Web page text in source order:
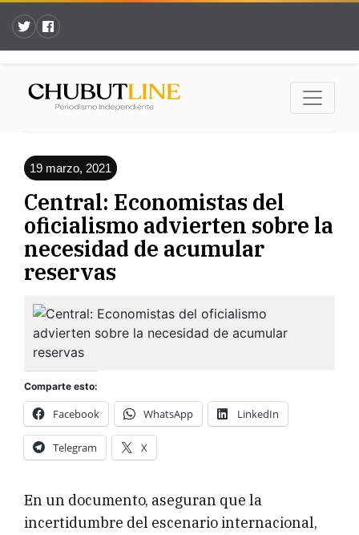
19 marzo, 2021
Central: Economistas del
oficialismo advierten sobre la
necesidad de acumular
reservas
Comparte esto:
Facebook WhatsApp LinkedIn
Telegram X
En un documento, aseguran que la
incertidumbre del escenario internacional,